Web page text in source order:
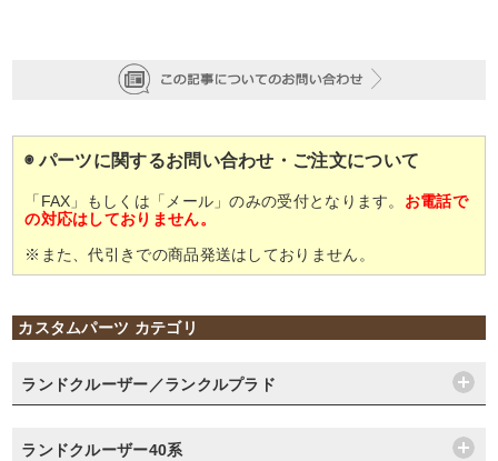
◉ パーツに関するお問い合わせ・ご注文について
「FAX」もしくは「メール」のみの受付となります。 お電話で
の対応はしておりません。
※また、代引きでの商品発送はしておりません。
カスタムパーツ カテゴリ
ランドクルーザー／ランクルプラド
ランドクルーザー40系